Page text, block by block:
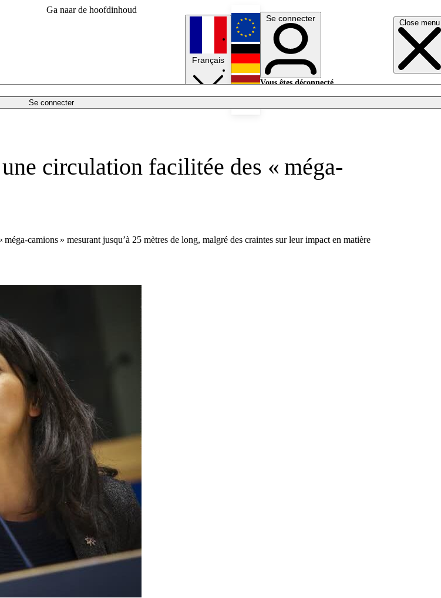
Ga naar de hoofdinhoud
Close menu
Se connecter
Français
English
Deutsch
Se connecter
Vous êtes déconnecté.
circulation facilitée des « méga-
camions » mesurant jusqu’à 25 mètres de long, malgré des craintes sur leur impact en matière